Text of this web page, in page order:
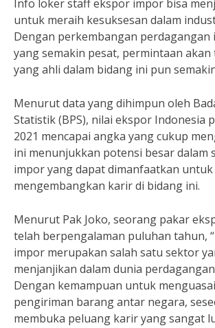
Info loker staff ekspor impor bisa
untuk meraih kesuksesan dalam
Dengan perkembangan perdagangan
yang semakin pesat, permintaan akan
yang ahli dalam bidang ini pun
Menurut data yang dihimpun oleh
Statistik (BPS), nilai ekspor Indonesia
2021 mencapai angka yang cukup
ini menunjukkan potensi besar dalam
impor yang dapat dimanfaatkan untuk
mengembangkan karir di bidang ini.
Menurut Pak Joko, seorang pakar
telah berpengalaman puluhan tahun,
impor merupakan salah satu sektor
menjanjikan dalam dunia
Dengan kemampuan untuk
pengiriman barang antar negara,
membuka peluang karir yang sangat